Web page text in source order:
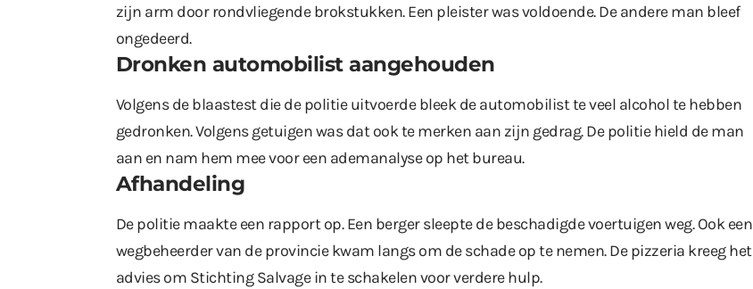
zijn arm door rondvliegende brokstukken. Een pleister was voldoende. De andere man bleef
ongedeerd.
Dronken automobilist aangehouden
Volgens de blaastest die de politie uitvoerde bleek de automobilist te veel alcohol te hebben
gedronken. Volgens getuigen was dat ook te merken aan zijn gedrag. De politie hield de man
aan en nam hem mee voor een ademanalyse op het bureau.
Afhandeling
De politie maakte een rapport op. Een berger sleepte de beschadigde voertuigen weg. Ook een
wegbeheerder van de provincie kwam langs om de schade op te nemen. De pizzeria kreeg het
advies om Stichting Salvage in te schakelen voor verdere hulp.